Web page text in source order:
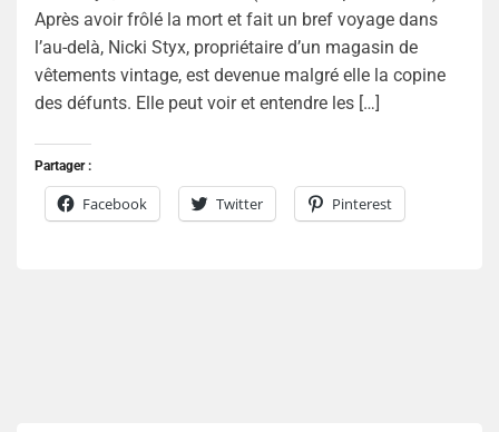
Après avoir frôlé la mort et fait un bref voyage dans
l’au-delà, Nicki Styx, propriétaire d’un magasin de
vêtements vintage, est devenue malgré elle la copine
des défunts. Elle peut voir et entendre les […]
Partager :
Facebook Twitter Pinterest